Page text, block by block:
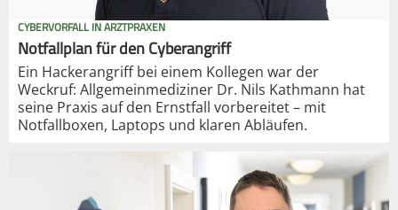
CYBERVORFALL IN ARZTPRAXEN
Notfallplan für den Cyberangriff
Ein Hackerangriff bei einem Kollegen war der
Weckruf: Allgemeinmediziner Dr. Nils Kathmann hat
seine Praxis auf den Ernstfall vorbereitet – mit
Notfallboxen, Laptops und klaren Abläufen.